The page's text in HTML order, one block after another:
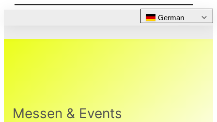
German
Messen & Events